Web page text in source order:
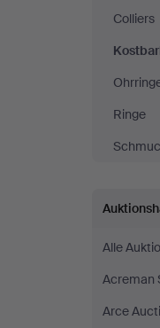
Växjö
Colliers
Ringe
Alle
Acreman
Arce